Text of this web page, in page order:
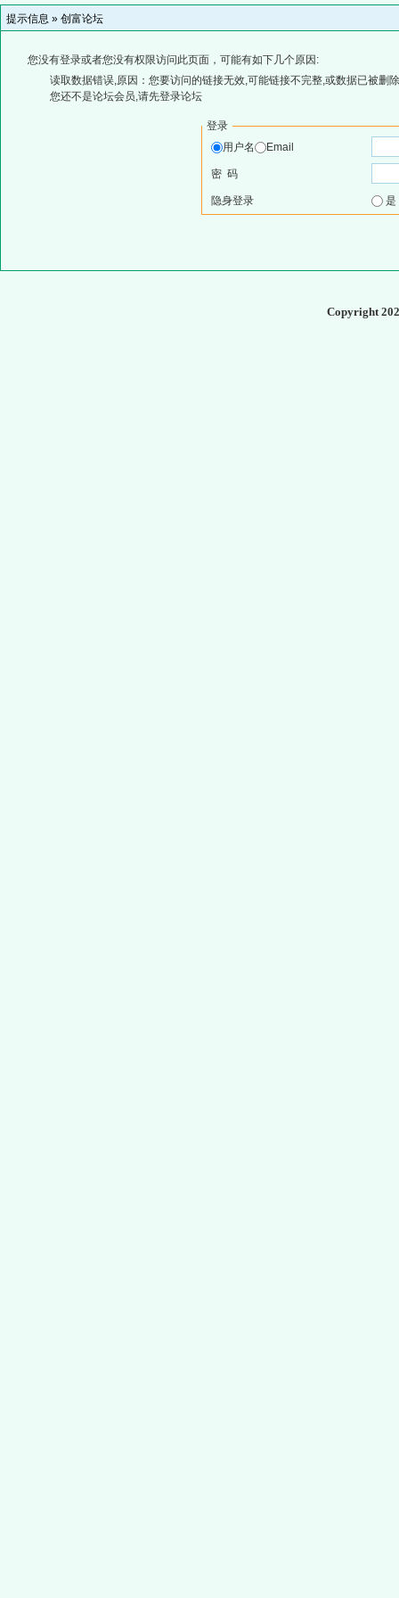
提示信息 » 创富论坛
您没有登录或者您没有权限访问此页面，可能有如下几个原因:
读取数据错误,原因：您要访问的链接无效,可能链接不完整,或数据已被删
您还不是论坛会员,请先登录论坛
登录
用户名
Email
密 码
隐身登录
Copyright